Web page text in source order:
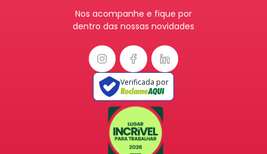
Nos acompanhe e fique por
dentro das nossas novidades
Verificada por